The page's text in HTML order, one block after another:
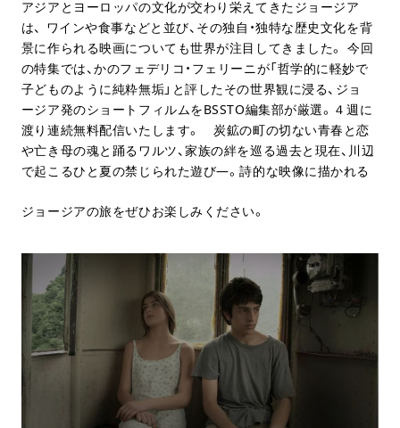
アジアとヨーロッパの文化が交わり栄えてきたジョージア
は、 ワインや食事などと並び、その独自・独特な歴史文化を背
景に作られる映画についても世界が注目してきました。 今回
の特集では、かのフェデリコ・フェリーニが「哲学的に軽妙で
子どものように純粋無垢」と評したその世界観に浸る、ジョ
ージア発のショートフィルムをBSSTO編集部が厳選。４週に
渡り連続無料配信いたします。 炭鉱の町の切ない青春と恋
や亡き母の魂と踊るワルツ、家族の絆を巡る過去と現在、川辺
で起こるひと夏の禁じられた遊び—。詩的な映像に描かれる
ジョージアの旅をぜひお楽しみください。